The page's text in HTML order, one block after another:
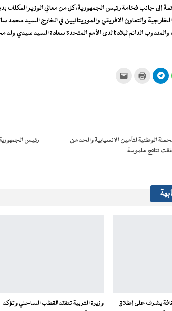
إلى جانب فخامة رئيس الجمهورية، كل من معالي الوزير المكلف
والتعاون الافريقي والموريتانيين في الخارج السيد محمد
والمندوب الدائم لبلادنا لدى الأمم المتحدة سعادة السيد سيدي
على
انقر
للمشاركة
اضغط
للطباعة
جديدة)
الوطنية لتأمين الانسيابية والحد من
نتائج ملموسة
رئيس
يشرف على إطلاق
وزيرة التربية تتفقد القطب الساحلي وتؤكد